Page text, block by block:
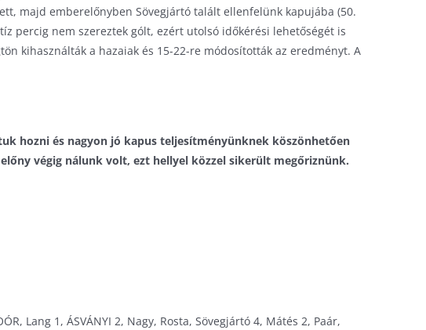
majd emberelőnyben Sövegjártó talált ellenfelünk kapujába (50.
percig nem szereztek gólt, ezért utolsó időkérési lehetőségét is
kihasználták a hazaiak és 15-22-re módosították az eredményt. A
hozni és nagyon jó kapus teljesítményünknek köszönhetően
végig nálunk volt, ezt hellyel közzel sikerült megőriznünk.
Lang 1, ÁSVÁNYI 2, Nagy, Rosta, Sövegjártó 4, Mátés 2, Paár,